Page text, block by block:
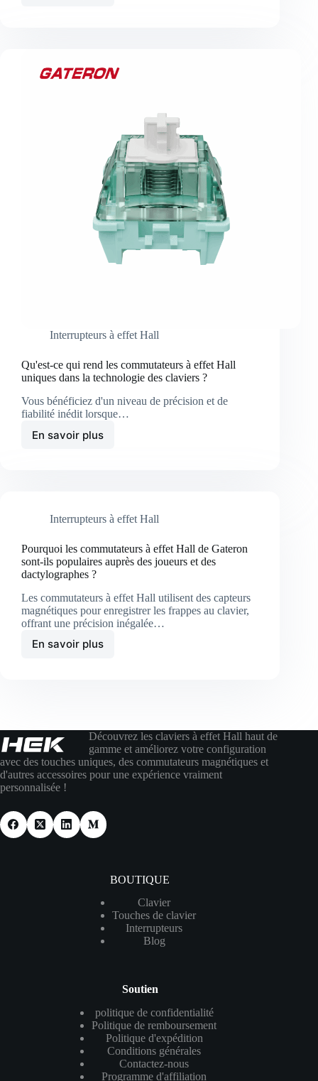
Interrupteurs à effet Hall
Qu'est-ce qui rend les commutateurs à effet Hall
uniques dans la technologie des claviers ?
Vous bénéficiez d'un niveau de précision et de
fiabilité inédit lorsque…
En savoir plus
Interrupteurs à effet Hall
Pourquoi les commutateurs à effet Hall de Gateron
sont-ils populaires auprès des joueurs et des
dactylographes ?
Les commutateurs à effet Hall utilisent des capteurs
magnétiques pour enregistrer les frappes au clavier,
offrant une précision inégalée…
En savoir plus
Découvrez les claviers à effet Hall haut de
gamme et améliorez votre configuration
avec des touches uniques, des commutateurs magnétiques et
d'autres accessoires pour une expérience vraiment
personnalisée !
BOUTIQUE
Clavier
Touches de clavier
Interrupteurs
Blog
Soutien
politique de confidentialité
Politique de remboursement
Politique d'expédition
Conditions générales
Contactez-nous
Programme d'affiliation